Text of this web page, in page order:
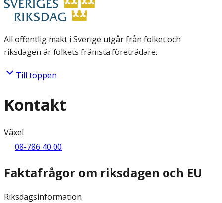
All offentlig makt i Sverige utgår från folket och
riksdagen är folkets främsta företrädare.
Till toppen
Kontakt
Växel
08-786 40 00
Faktafrågor om riksdagen och EU
Riksdagsinformation